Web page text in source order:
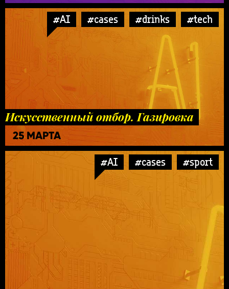
#AI #cases #drinks #tech
Искусственный отбор. Газировка
25 МАРТА
#AI #cases #sport